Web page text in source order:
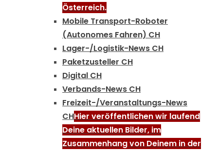
Österreich.
Mobile Transport-Roboter
(Autonomes Fahren) CH
Lager-/Logistik-News CH
Paketzusteller CH
Digital CH
Verbands-News CH
Freizeit-/Veranstaltungs-News
CHHier veröffentlichen wir laufend
Deine aktuellen Bilder, im
Zusammenhang von Deinem in der